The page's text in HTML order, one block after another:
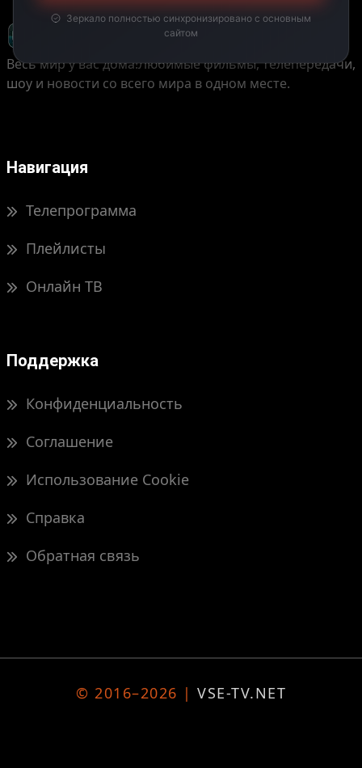
Весь мир у вас дома!Любимые фильмы, телепередачи,
шоу и новости со всего мира в одном месте.
Навигация
Телепрограмма
Плейлисты
Онлайн ТВ
Поддержка
Конфиденциальность
Соглашение
Использование Cookie
Справка
Обратная связь
© 2016–2026 | VSE-TV.NET
Зеркало полностью синхронизировано с основным
сайтом